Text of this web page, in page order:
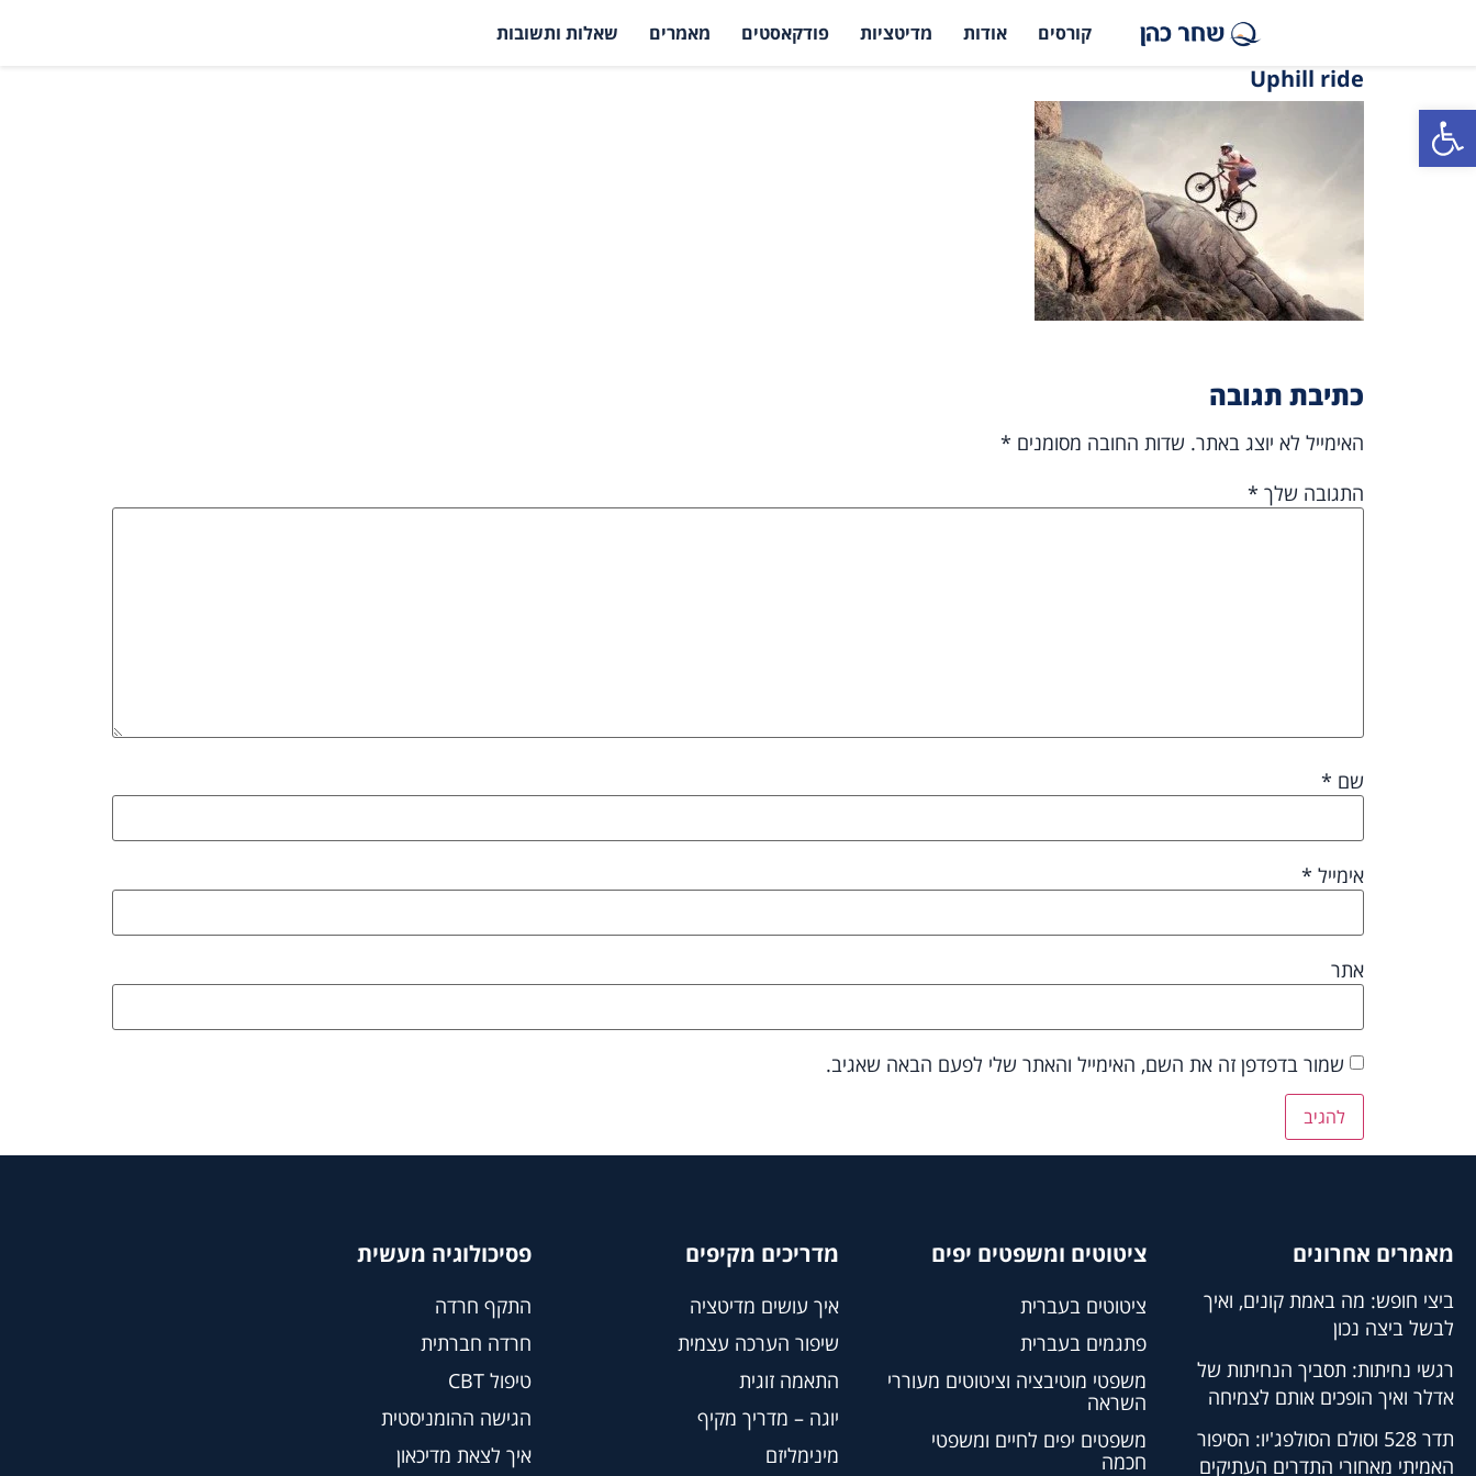
פתח סרגל נגישות
קורסים אודות מדיטציות פודקאסטים מאמרים שאלות ותשובות
Uphill ride
כתיבת תגובה
האימייל לא יוצג באתר. שדות החובה מסומנים *
התגובה שלך *
שם *
אימייל *
אתר
שמור בדפדפן זה את השם, האימייל והאתר שלי לפעם הבאה שאגיב.
מאמרים אחרונים
ביצי חופש: מה באמת קונים, ואיך
לבשל ביצה נכון
רגשי נחיתות: תסביך הנחיתות של
אדלר ואיך הופכים אותם לצמיחה
תדר 528 וסולם הסולפג'יו: הסיפור
האמיתי מאחורי התדרים העתיקים
ציטוטים ומשפטים יפים
ציטוטים בעברית
פתגמים בעברית
משפטי מוטיבציה וציטוטים מעוררי
השראה
משפטים יפים לחיים ומשפטי
חכמה
מדריכים מקיפים
איך עושים מדיטציה
שיפור הערכה עצמית
התאמה זוגית
יוגה – מדריך מקיף
מינימליזם
פסיכולוגיה מעשית
התקף חרדה
חרדה חברתית
טיפול CBT
הגישה ההומניסטית
איך לצאת מדיכאון